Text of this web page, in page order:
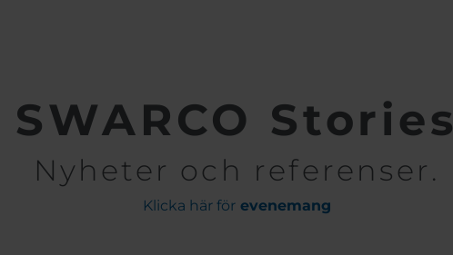
SWARCO Stories
Nyheter och referenser.
Klicka här förevenemang